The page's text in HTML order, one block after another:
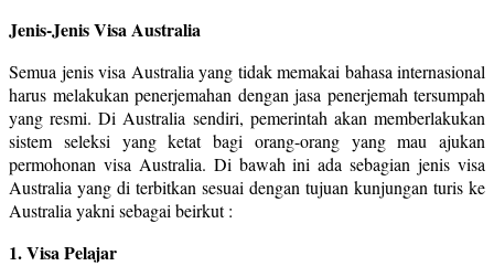
Jenis-Jenis Visa Australia
Semua jenis visa Australia yang tidak memakai bahasa internasional
harus melakukan penerjemahan dengan jasa penerjemah tersumpah
yang resmi. Di Australia sendiri, pemerintah akan memberlakukan
sistem seleksi yang ketat bagi orang-orang yang mau ajukan
permohonan visa Australia. Di bawah ini ada sebagian jenis visa
Australia yang di terbitkan sesuai dengan tujuan kunjungan turis ke
Australia yakni sebagai beirkut :
1. Visa Pelajar